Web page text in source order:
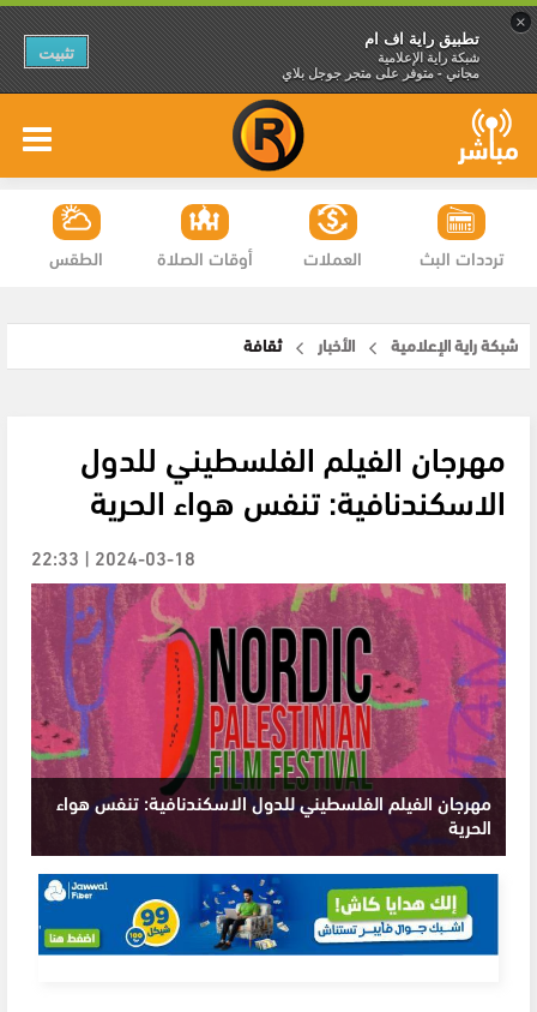
×
تطبيق راية اف ام
شبكة راية الإعلامية
مجاني - متوفر على متجر جوجل بلاي
تثبيت
الطقس أوقات الصلاة العملات ترددات البث
شبكة راية الإعلامية الأخبار ثقافة
مهرجان الفيلم الفلسطيني للدول
الاسكندنافية: تنفس هواء الحرية
2024-03-18 | 22:33
مهرجان الفيلم الفلسطيني للدول الاسكندنافية: تنفس هواء
الحرية